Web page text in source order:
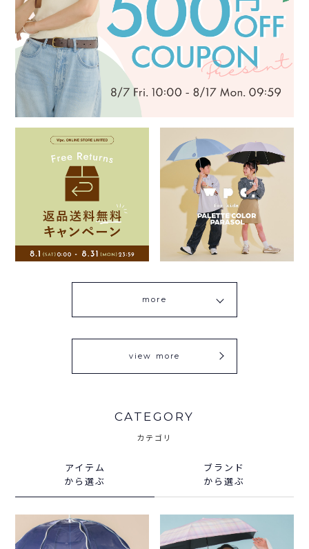
more
view more
CATEGORY
カテゴリ
アイテム
から選ぶ
ブランド
から選ぶ